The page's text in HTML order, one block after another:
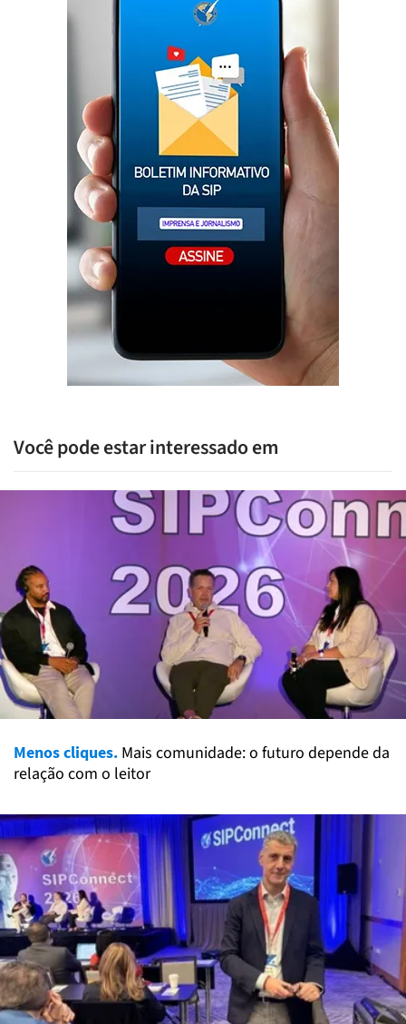
Você pode estar interessado em
Menos cliques. Mais comunidade: o futuro depende da
relação com o leitor